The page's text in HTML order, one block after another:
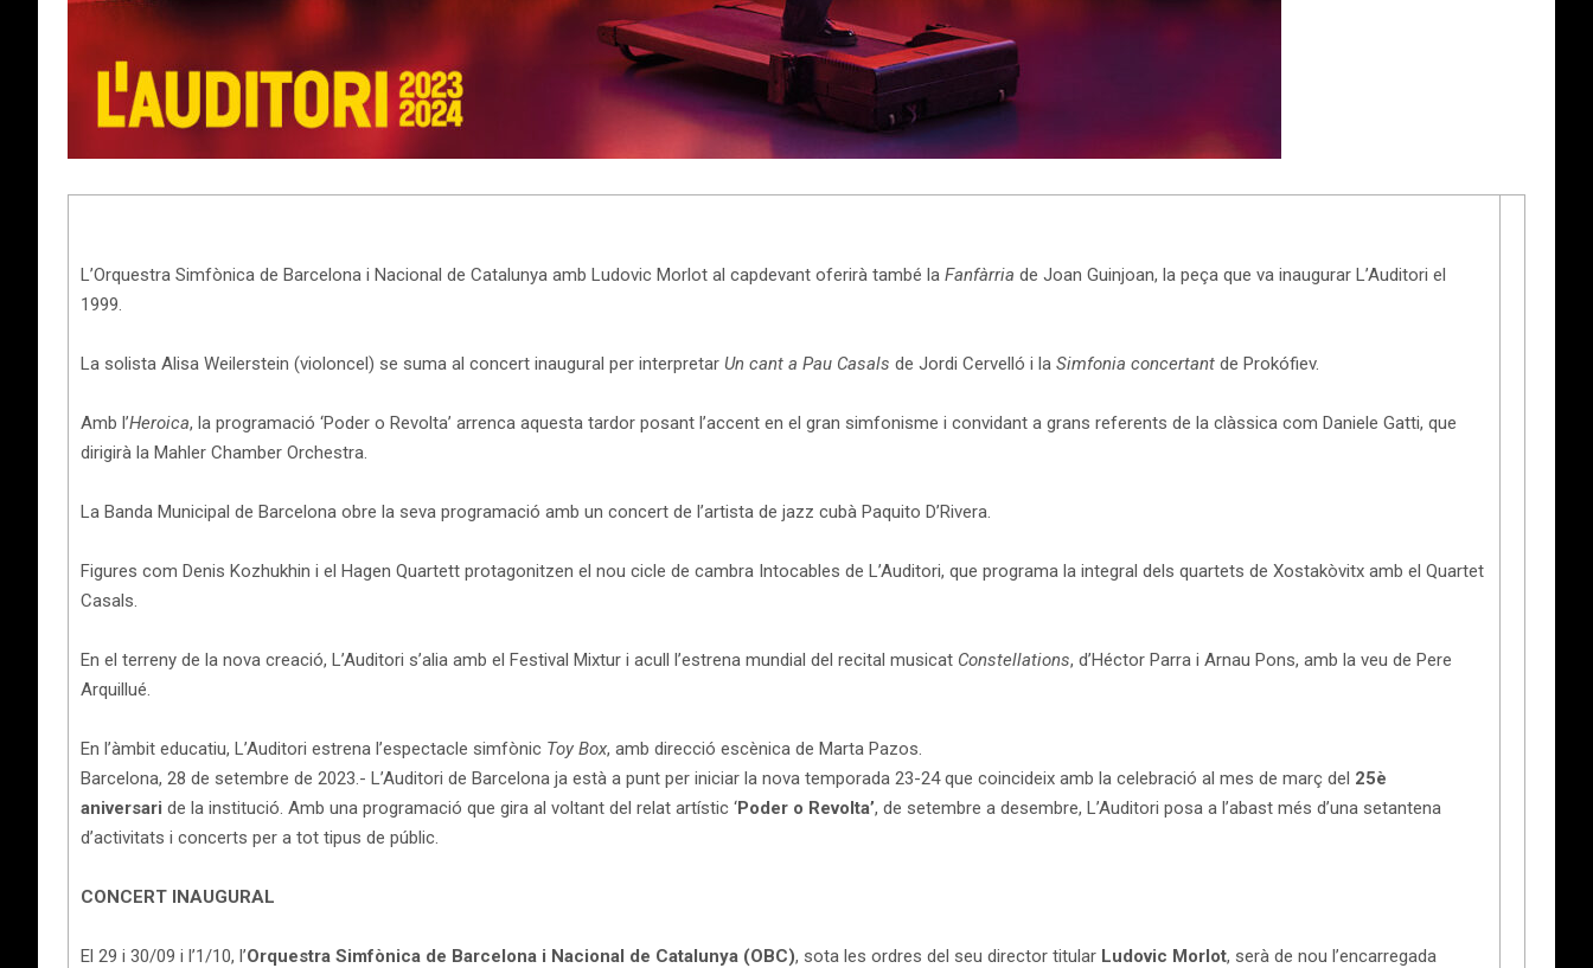
L’Orquestra Simfònica de Barcelona i Nacional de Catalunya amb Ludovic Morlot al capdevant oferirà també la Fanfàrria de Joan Guinjoan, la peça que va inaugurar L’Auditori el
1999.
La solista Alisa Weilerstein (violoncel) se suma al concert inaugural per interpretar Un cant a Pau Casals de Jordi Cervelló i la Simfonia concertant de Prokófiev.
Amb l’Heroica, la programació ‘Poder o Revolta’ arrenca aquesta tardor posant l’accent en el gran simfonisme i convidant a grans referents de la clàssica com Daniele Gatti, que
dirigirà la Mahler Chamber Orchestra.
La Banda Municipal de Barcelona obre la seva programació amb un concert de l’artista de jazz cubà Paquito D’Rivera.
Figures com Denis Kozhukhin i el Hagen Quartett protagonitzen el nou cicle de cambra Intocables de L’Auditori, que programa la integral dels quartets de Xostakòvitx amb el Quartet
Casals.
En el terreny de la nova creació, L’Auditori s’alia amb el Festival Mixtur i acull l’estrena mundial del recital musicat Constellations, d’Héctor Parra i Arnau Pons, amb la veu de Pere
Arquillué.
En l’àmbit educatiu, L’Auditori estrena l’espectacle simfònic Toy Box, amb direcció escènica de Marta Pazos.
Barcelona, 28 de setembre de 2023.- L’Auditori de Barcelona ja està a punt per iniciar la nova temporada 23-24 que coincideix amb la celebració al mes de març del 25è
aniversari de la institució. Amb una programació que gira al voltant del relat artístic ‘Poder o Revolta’, de setembre a desembre, L’Auditori posa a l’abast més d’una setantena
d’activitats i concerts per a tot tipus de públic.
CONCERT INAUGURAL
El 29 i 30/09 i l’1/10, l’Orquestra Simfònica de Barcelona i Nacional de Catalunya (OBC), sota les ordres del seu director titular Ludovic Morlot, serà de nou l’encarregada